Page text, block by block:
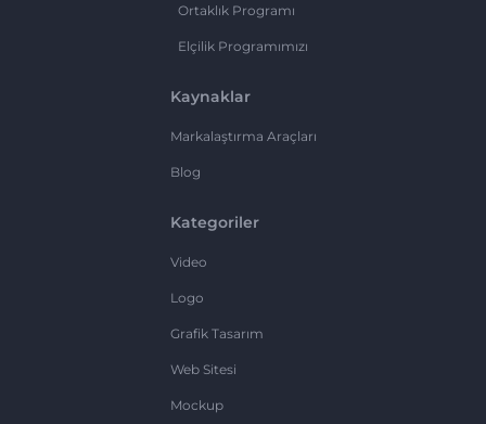
Ortaklık Programı
Elçilik Programımızı
Kaynaklar
Markalaştırma Araçları
Blog
Kategoriler
Video
Logo
Grafik Tasarım
Web Sitesi
Mockup